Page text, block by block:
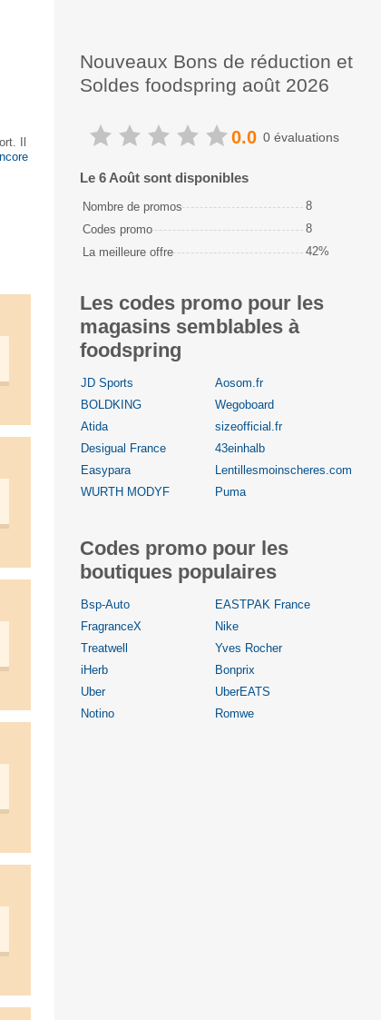
Il
Nouveaux Bons de réduction et
Soldes foodspring août 2026
0.0 0 évaluations
Le 6 Août sont disponibles
Nombre de promos
8
Codes promo
8
La meilleure offre
42%
Les codes promo pour les
magasins semblables à
foodspring
JD Sports
Aosom.fr
BOLDKING
Wegoboard
Atida
sizeofficial.fr
Desigual France
43einhalb
Easypara
Lentillesmoinscheres.com
WURTH MODYF
Puma
Codes promo pour les
boutiques populaires
Bsp-Auto
EASTPAK France
FragranceX
Nike
Treatwell
Yves Rocher
iHerb
Bonprix
Uber
UberEATS
Notino
Romwe